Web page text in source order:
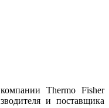
Thermo Fisher
и поставщика